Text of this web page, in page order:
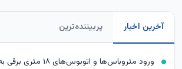
آخرین اخبار پربیننده‌ترین
ورود متروباس‌ها و اتوبوس‌های ۱۸ متری برقی به تهران